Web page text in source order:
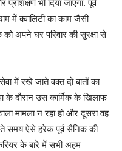
भी दिया जाएगा. पूर्व
में क्वालिटी का काम जैसी
को अपने घर परिवार की सुरक्षा से
में रखे जाते वक्त दो बातों का
के दौरान उस कार्मिक के खिलाफ
मामला न रहा हो और दूसरा वह
समय ऐसे हरेक पूर्व सैनिक की
के बारे में सभी अहम